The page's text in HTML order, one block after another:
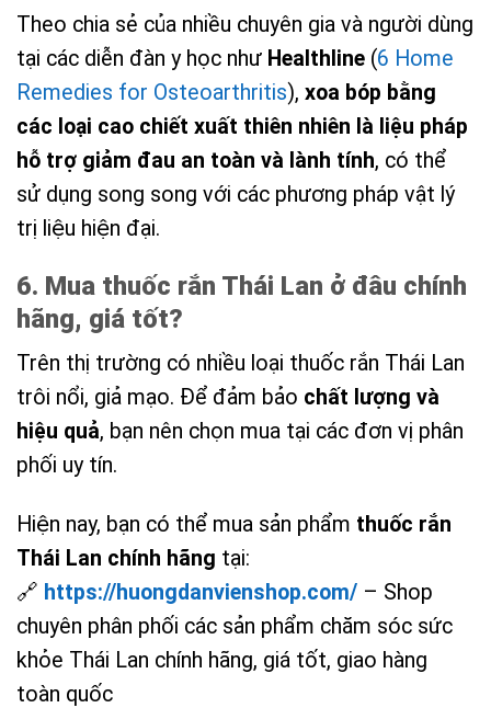
Theo chia sẻ của nhiều chuyên gia và người dùng
tại các diễn đàn y học như Healthline (6 Home
Remedies for Osteoarthritis), xoa bóp bằng
các loại cao chiết xuất thiên nhiên là liệu pháp
hỗ trợ giảm đau an toàn và lành tính, có thể
sử dụng song song với các phương pháp vật lý
trị liệu hiện đại.
6. Mua thuốc rắn Thái Lan ở đâu chính
hãng, giá tốt?
Trên thị trường có nhiều loại thuốc rắn Thái Lan
trôi nổi, giả mạo. Để đảm bảo chất lượng và
hiệu quả, bạn nên chọn mua tại các đơn vị phân
phối uy tín.
Hiện nay, bạn có thể mua sản phẩm thuốc rắn
Thái Lan chính hãng tại:
🔗 https://huongdanvienshop.com/ – Shop
chuyên phân phối các sản phẩm chăm sóc sức
khỏe Thái Lan chính hãng, giá tốt, giao hàng
toàn quốc